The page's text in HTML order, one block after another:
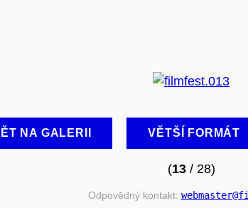
NA GALERII VĚTŠÍ FORMÁT
(13/ 28)
Odpovědný kontakt: webmaster@fi